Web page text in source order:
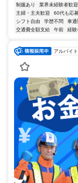
制服あり 業界未経験者歓迎
主婦・主夫歓迎
60代も応
シフト自由
学歴不問 車通
交通費全額支給
午前 経験
アルバイ